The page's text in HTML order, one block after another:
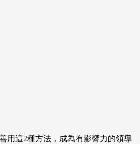
用這2種方法，成為有影響力的領導